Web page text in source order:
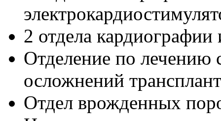
2 отдела
Отделение по лечению
осложнений
Отдел врожденных